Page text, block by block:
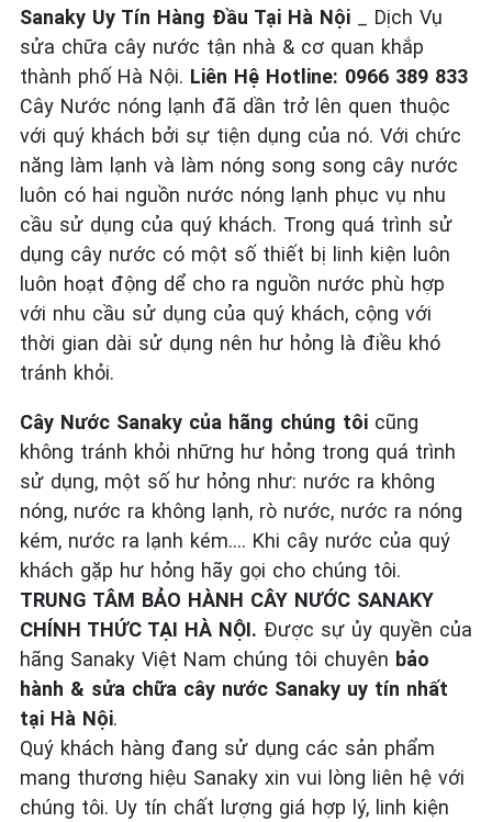
Sanaky Uy Tín Hàng Đầu Tại Hà Nội
_ Dịch Vụ
sửa chữa cây nước tận nhà & cơ quan khắp
thành phố Hà Nội. Liên Hệ Hotline: 0966 389 833
Cây Nước nóng lạnh đã dần trở lên quen thuộc
với quý khách bởi sự tiện dụng của nó. Với chức
năng làm lạnh và làm nóng song song cây nước
luôn có hai nguồn nước nóng lạnh phục vụ nhu
cầu sử dụng của quý khách. Trong quá trình sử
dụng cây nước có một số thiết bị linh kiện luôn
luôn hoạt động dể cho ra nguồn nước phù hợp
với nhu cầu sử dụng của quý khách, cộng với
thời gian dài sử dụng nên hư hỏng là điều khó
tránh khỏi.
Cây Nước Sanaky của hãng chúng tôi cũng
không tránh khỏi những hư hỏng trong quá trình
sử dụng, một số hư hỏng như: nước ra không
nóng, nước ra không lạnh, rò nước, nước ra nóng
kém, nước ra lạnh kém…. Khi cây nước của quý
khách gặp hư hỏng hãy gọi cho chúng tôi.
TRUNG TÂM BẢO HÀNH CÂY NƯỚC SANAKY
CHÍNH THỨC TẠI HÀ NỘI. Được sự ủy quyền của
hãng Sanaky Việt Nam chúng tôi chuyên bảo
hành & sửa chữa cây nước Sanaky uy tín nhất
tại Hà Nội.
Quý khách hàng đang sử dụng các sản phẩm
mang thương hiệu Sanaky xin vui lòng liên hệ với
chúng tôi. Uy tín chất lượng giá hợp lý, linh kiện